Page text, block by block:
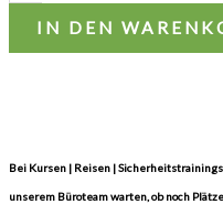
IN DEN
Bei Kursen | Reisen |
unserem Büroteam warten, ob noch